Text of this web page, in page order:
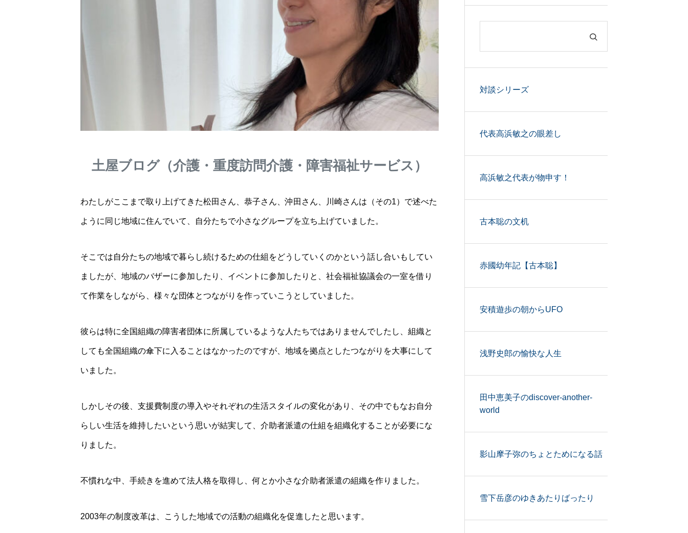
土屋ブログ（介護・重度訪問介護・障害福祉サービス）
わたしがここまで取り上げてきた松田さん、恭子さん、沖田さん、川崎さんは（その1）で述べた
ように同じ地域に住んでいて、自分たちで小さなグループを立ち上げていました。
そこでは自分たちの地域で暮らし続けるための仕組をどうしていくのかという話し合いもしてい
ましたが、地域のバザーに参加したり、イベントに参加したりと、社会福祉協議会の一室を借り
て作業をしながら、様々な団体とつながりを作っていこうとしていました。
彼らは特に全国組織の障害者団体に所属しているような人たちではありませんでしたし、組織と
しても全国組織の傘下に入ることはなかったのですが、地域を拠点としたつながりを大事にして
いました。
しかしその後、支援費制度の導入やそれぞれの生活スタイルの変化があり、その中でもなお自分
らしい生活を維持したいという思いが結実して、介助者派遣の仕組を組織化することが必要にな
りました。
不慣れな中、手続きを進めて法人格を取得し、何とか小さな介助者派遣の組織を作りました。
2003年の制度改革は、こうした地域での活動の組織化を促進したと思います。
対談シリーズ
代表高浜敏之の眼差し
高浜敏之代表が物申す！
古本聡の文机
赤國幼年記【古本聡】
安積遊歩の朝からUFO
浅野史郎の愉快な人生
田中恵美子のdiscover-another-
world
影山摩子弥のちょとためになる話
雪下岳彦のゆきあたりばったり